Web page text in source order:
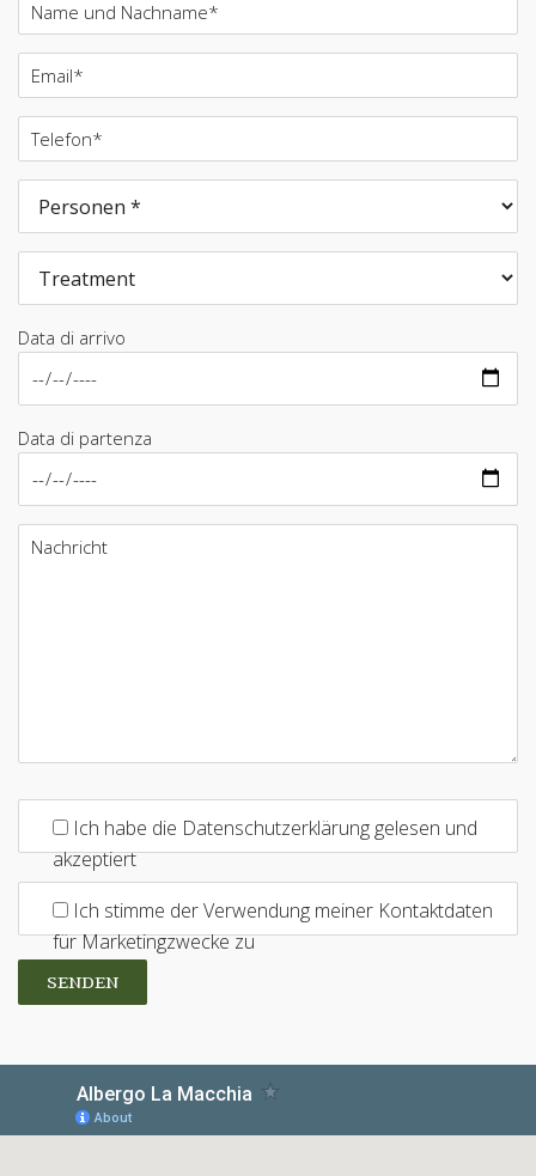
Data di arrivo
Data di partenza
Ich habe die Datenschutzerklärung gelesen und
akzeptiert
Ich stimme der Verwendung meiner Kontaktdaten
für Marketingzwecke zu
SENDEN